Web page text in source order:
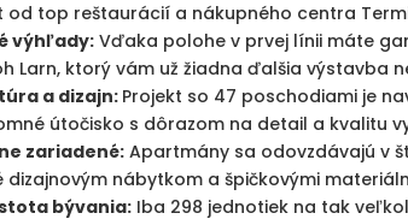
od top reštaurácií a nákupného centra
výhľady: Vďaka polohe v prvej línii máte
Larn, ktorý vám už žiadna ďalšia výstavba
a dizajn: Projekt so 47 poschodiami je
útočisko s dôrazom na detail a kvalitu
zariadené:Apartmány sa odovzdávajú v
dizajnovým nábytkom a špičkovými
bývania: Iba 298 jednotiek na tak